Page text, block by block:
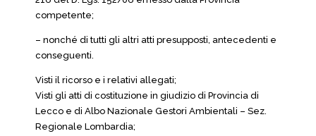
competente;
– nonché di tutti gli altri atti presupposti, antecedenti e
conseguenti.
Visti il ricorso e i relativi allegati;
Visti gli atti di costituzione in giudizio di Provincia di
Lecco e di Albo Nazionale Gestori Ambientali – Sez.
Regionale Lombardia;